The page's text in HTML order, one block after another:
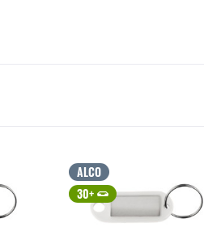
ALCO
30+